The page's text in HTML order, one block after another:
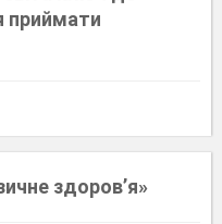
приймати
здоров’я»